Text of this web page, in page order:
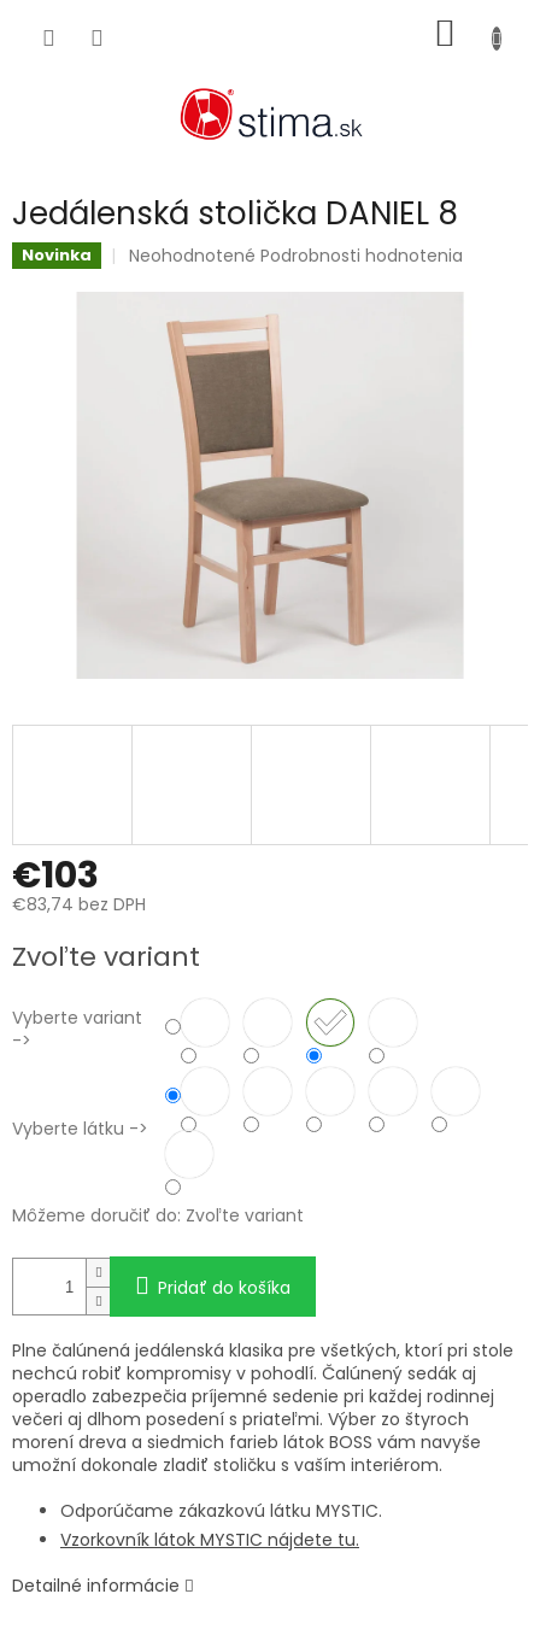
KOŠÍK
Jedálenská stolička DANIEL 8
Novinka
Priemerné
produktu
hviezdičiek.
Neohodnotené Podrobnosti hodnotenia
€103
€83,74 bez DPH
cena:
Zvoľte variant
Vyberte variant
->
Vyberte látku ->
Môžeme doručiť do: Zvoľte variant
Pridať do košíka
Plne čalúnená jedálenská klasika pre všetkých, ktorí pri stole
nechcú robiť kompromisy v pohodlí. Čalúnený sedák aj
operadlo zabezpečia príjemné sedenie pri každej rodinnej
večeri aj dlhom posedení s priateľmi. Výber zo štyroch
morení dreva a siedmich farieb látok BOSS vám navyše
umožní dokonale zladiť stoličku s vaším interiérom.
Odporúčame zákazkovú látku MYSTIC.
Vzorkovník látok MYSTIC nájdete tu.
Detailné informácie